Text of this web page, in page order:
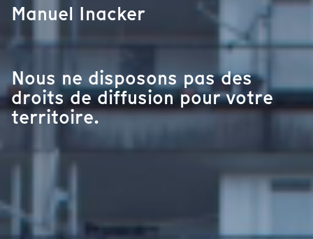
Manuel Inacker
Nous ne disposons pas des
droits de diffusion pour votre
territoire.